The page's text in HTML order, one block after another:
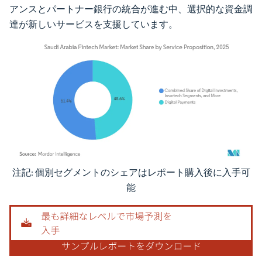
アンスとパートナー銀行の統合が進む中、選択的な資金調
達が新しいサービスを支援しています。
画像 © Mordor Intelligence。再利用にはCC BY 4.0の表示が必要です。
注記: 個別セグメントのシェアはレポート購入後に入手可
能